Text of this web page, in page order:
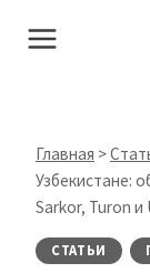
Главная >
Узбекистане:
Sarkor, Turon
СТАТЬИ